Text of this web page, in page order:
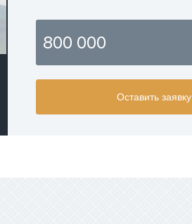
800 000
Оставить заявку